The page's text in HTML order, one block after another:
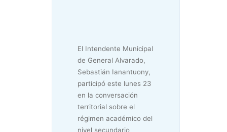
El Intendente Municipal
de General Alvarado,
Sebastián Ianantuony,
participó este lunes 23
en la conversación
territorial sobre el
régimen académico del
nivel secundario